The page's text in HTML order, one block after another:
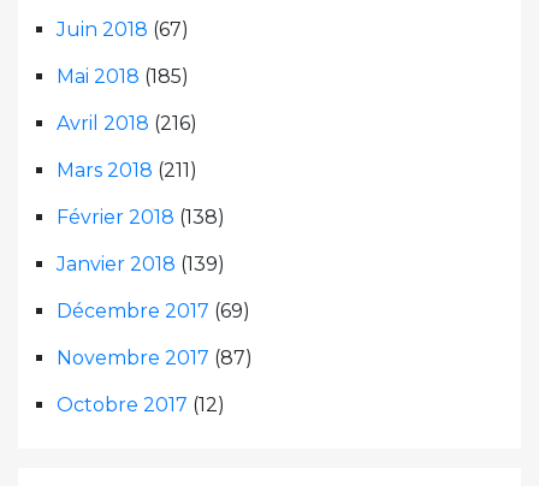
Juin 2018 (67)
Mai 2018 (185)
Avril 2018 (216)
Mars 2018 (211)
Février 2018 (138)
Janvier 2018 (139)
Décembre 2017 (69)
Novembre 2017 (87)
Octobre 2017 (12)